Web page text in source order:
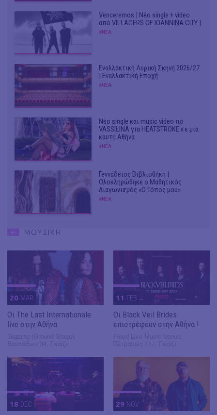
Venceremos | Νέο single + video
από VILLAGERS OF IOANNINA CITY |
#ΝΕΑ
Εναλλακτική Λυρική Σκηνή 2026/27
| Εναλλακτική Εποχή
#ΝΕΑ
Νέο single και music video πό
VASSIŁINA για HEATSTROKE σε μία
καυτή Αθήνα
#ΝΕΑ
Γεννάδειος Βιβλιοθήκη |
Ολοκληρώθηκε ο Μαθητικός
Διαγωνισμός «Ο Τόπος μου»
#ΝΕΑ
ΜΟΥΣΙΚΗ
20 MAR
Οι The Last Internationale
live στην Αθήνα
11 FEB
Οι Black Veil Brides
επιστρέφουν στην Αθήνα !
18 DEC 29 NOV